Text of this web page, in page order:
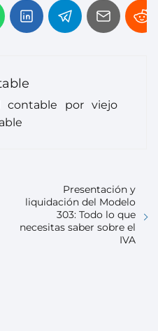
contable por viejo
Presentación y
liquidación del Modelo
303: Todo lo que
necesitas saber sobre el
IVA